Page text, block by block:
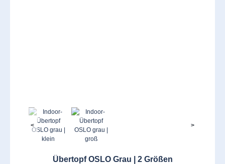
< >
Übertopf OSLO Grau | 2 Größen